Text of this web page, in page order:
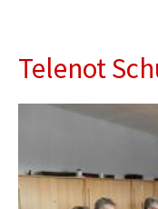
Telenot